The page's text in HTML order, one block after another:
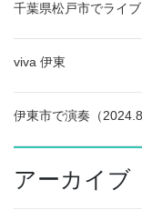
千葉県松戸市でライ
viva 伊東
伊東市で演奏（
アーカイブ